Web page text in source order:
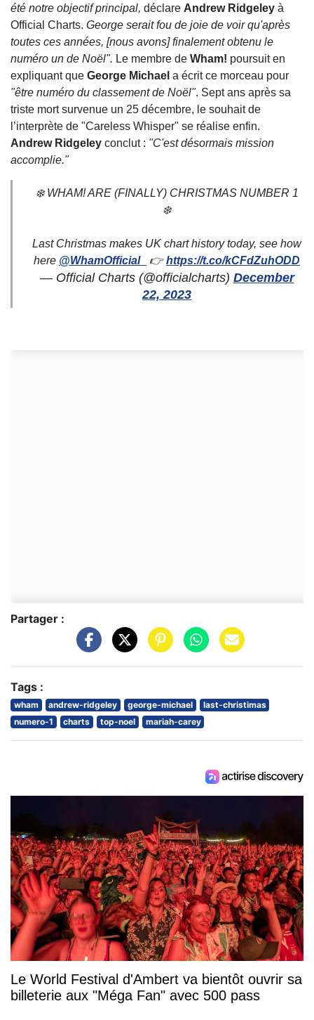
été notre objectif principal, déclare Andrew Ridgeley à
Official Charts. George serait fou de joie de voir qu'après
toutes ces années, [nous avons] finalement obtenu le
numéro un de Noël". Le membre de Wham! poursuit en
expliquant que George Michael a écrit ce morceau pour
"être numéro du classement de Noël". Sept ans après sa
triste mort survenue un 25 décembre, le souhait de
l’interprète de "Careless Whisper" se réalise enfin.
Andrew Ridgeley conclut : "C'est désormais mission
accomplie."
❄️ WHAM! ARE (FINALLY) CHRISTMAS NUMBER 1
❄️
Last Christmas makes UK chart history today, see how
here @WhamOfficial_ 👉https://t.co/kCFdZuhODD
— Official Charts (@officialcharts) December
22, 2023
Partager :
Tags :
wham andrew-ridgeley george-michael
last-christimas
numero-1
charts top-noel mariah-carey
Le World Festival d'Ambert va bientôt ouvrir sa
billeterie aux "Méga Fan" avec 500 pass